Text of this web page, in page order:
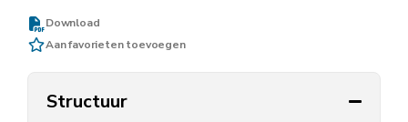
Download
Aan favorieten toevoegen
Structuur